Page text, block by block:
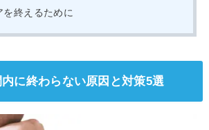
を終えるために
に終わらない原因と対策5選